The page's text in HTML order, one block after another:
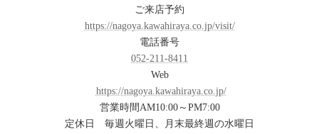
ご来店予約
https://nagoya.kawahiraya.co.jp/visit/
電話番号
052-211-8411
Web
https://nagoya.kawahiraya.co.jp/
営業時間AM10:00～PM7:00
定休日 毎週火曜日、月末最終週の水曜日